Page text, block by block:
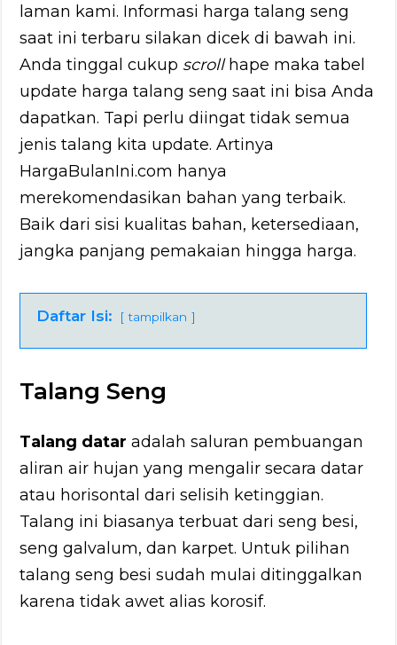
laman kami. Informasi harga talang seng
saat ini terbaru silakan dicek di bawah ini.
Anda tinggal cukup scrollhape maka tabel
update harga talang seng saat ini bisa Anda
dapatkan. Tapi perlu diingat tidak semua
jenis talang kita update. Artinya
HargaBulanIni.com hanya
merekomendasikan bahan yang terbaik.
Baik dari sisi kualitas bahan, ketersediaan,
jangka panjang pemakaian hingga harga.
Daftar Isi: tampilkan
Talang Seng
Talang datar adalah saluran pembuangan
aliran air hujan yang mengalir secara datar
atau horisontal dari selisih ketinggian.
Talang ini biasanya terbuat dari seng besi,
seng galvalum, dan karpet. Untuk pilihan
talang seng besi sudah mulai ditinggalkan
karena tidak awet alias korosif.